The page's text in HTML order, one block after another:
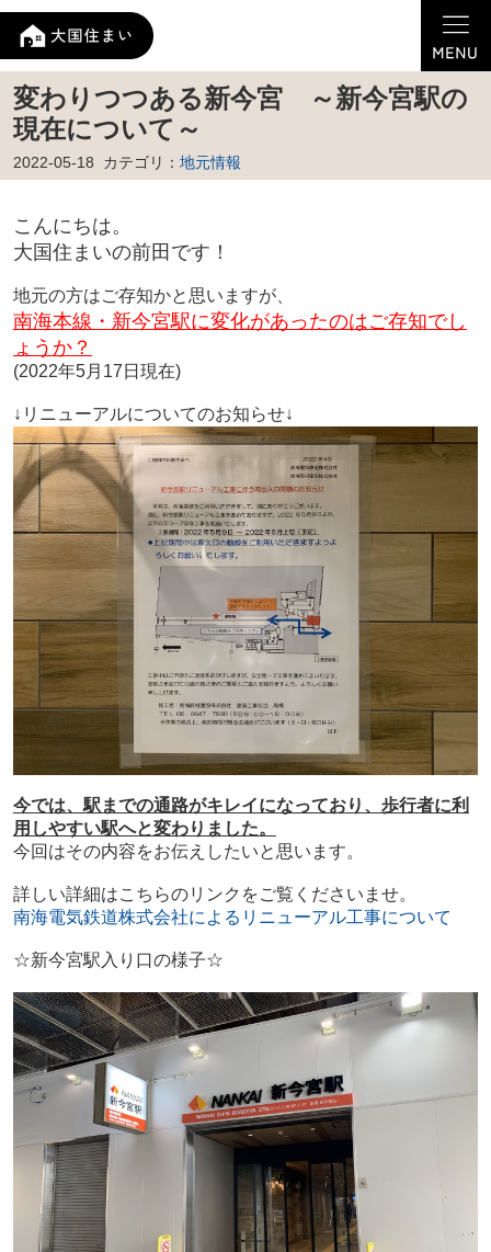
変わりつつある新今宮 ～新今宮駅の
現在について～
2022-05-18 カテゴリ： 地元情報
こんにちは。
大国住まいの前田です！
地元の方はご存知かと思いますが、
南海本線・新今宮駅に変化があったのはご存知でし
ょうか？
(2022年5月17日現在)
↓リニューアルについてのお知らせ↓
今では、駅までの通路がキレイになっており、歩行者に利
用しやすい駅へと変わりました。
今回はその内容をお伝えしたいと思います。
詳しい詳細はこちらのリンクをご覧くださいませ。
南海電気鉄道株式会社によるリニューアル工事について
☆新今宮駅入り口の様子☆